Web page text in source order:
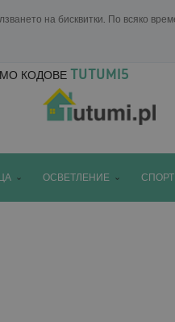
на бисквитки. По всяко
КОДОВЕ TUTUMI5
ОСВЕТЛЕНИЕ